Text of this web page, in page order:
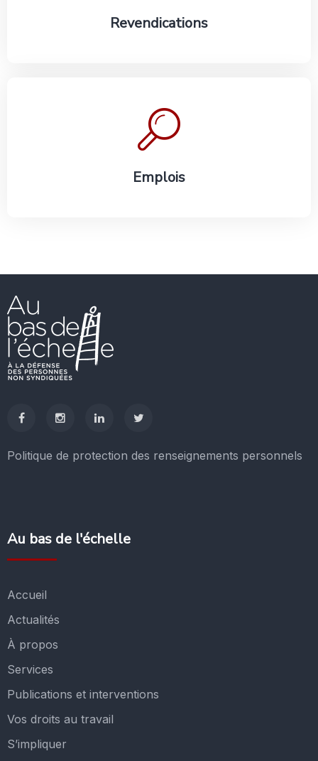
Revendications
Emplois
En savoir plus
Politique de protection des renseignements personnels
Au bas de l'échelle
Accueil
Actualités
À propos
Services
Publications et interventions
Vos droits au travail
S’impliquer